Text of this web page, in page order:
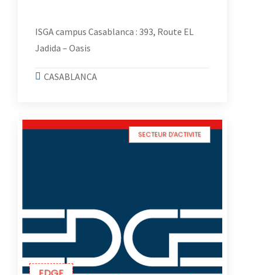
ISGA campus Casablanca : 393, Route EL
Jadida – Oasis
CASABLANCA
SECTEUR D'ACTIVITE